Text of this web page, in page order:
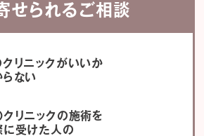
せられるご相談
クリニックがいいか
らない
リニックの施術を
に受けた人の